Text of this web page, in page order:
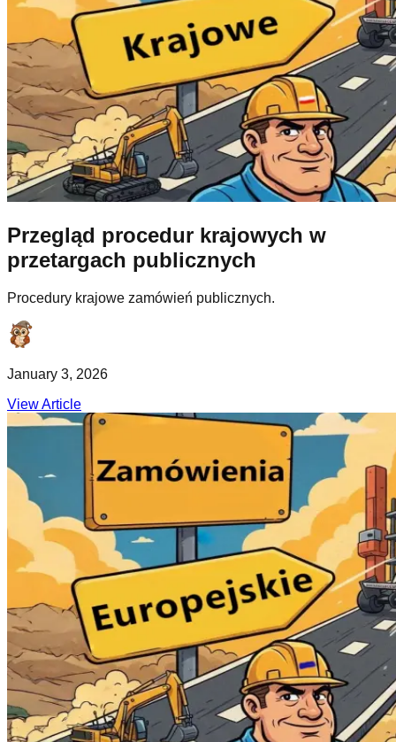
Przegląd procedur krajowych w
przetargach publicznych
Procedury krajowe zamówień publicznych.
January 3, 2026
View Article